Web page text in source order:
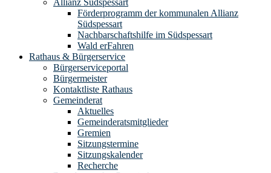
Allianz Südspessart
Förderprogramm der kommunalen Allianz
Südspessart
Nachbarschaftshilfe im Südspessart
Wald erFahren
Rathaus & Bürgerservice
Bürgerserviceportal
Bürgermeister
Kontaktliste Rathaus
Gemeinderat
Aktuelles
Gemeinderatsmitglieder
Gremien
Sitzungstermine
Sitzungskalender
Recherche